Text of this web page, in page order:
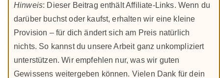
Hinweis: Dieser Beitrag enthält Affiliate-Links. Wenn du
darüber buchst oder kaufst, erhalten wir eine kleine
Provision – für dich ändert sich am Preis natürlich
nichts. So kannst du unsere Arbeit ganz unkompliziert
unterstützen. Wir empfehlen nur, was wir guten
Gewissens weitergeben können. Vielen Dank für dein